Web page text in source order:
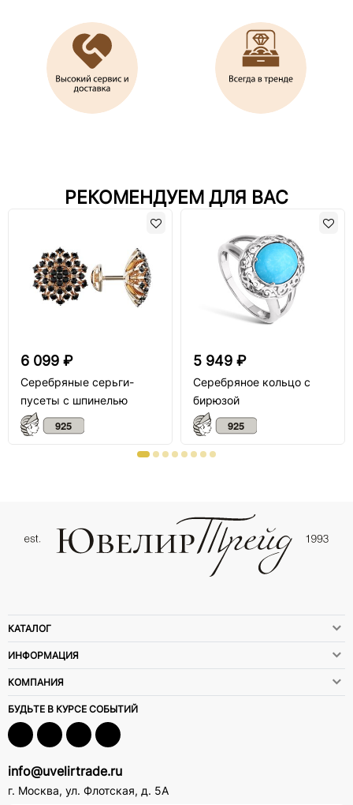
РЕКОМЕНДУЕМ ДЛЯ ВАС
6 099 ₽
Серебряные серьги-
пусеты с шпинелью
5 949 ₽
Серебряное кольцо с
бирюзой
КАТАЛОГ
ИНФОРМАЦИЯ
КОМПАНИЯ
БУДЬТЕ В КУРСЕ СОБЫТИЙ
info@uvelirtrade.ru
г. Москва, ул. Флотская, д. 5А